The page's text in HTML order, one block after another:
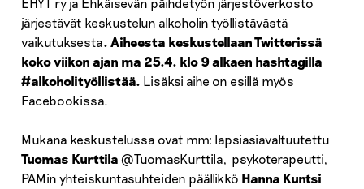
järjestävät keskustelun alkoholin työllistävästä
vaikutuksesta. Aiheesta keskustellaan Twitterissä
koko viikon ajan ma 25.4. klo 9 alkaen hashtagilla
#alkoholityöllistää. Lisäksi aihe on esillä myös
Facebookissa.
Mukana keskustelussa ovat mm: lapsiasiavaltuutettu
Tuomas Kurttila @TuomasKurttila, psykoterapeutti,
PAMin yhteiskuntasuhteiden päällikkö Hanna Kuntsi